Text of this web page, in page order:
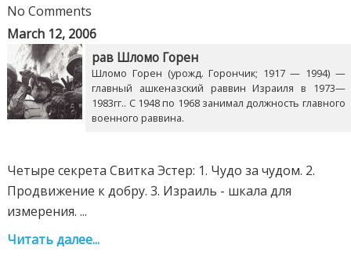
No Comments
March 12, 2006
рав Шломо Горен
Шломо Горен (урожд. Горончик; 1917 — 1994) —
главный ашкеназский раввин Израиля в 1973—
1983гг.. С 1948 по 1968 занимал должность главного
военного раввина.
Четыре секрета Свитка Эстер: 1. Чудо за чудом. 2.
Продвижение к добру. 3. Израиль - шкала для
измерения. ...
Читать далее...